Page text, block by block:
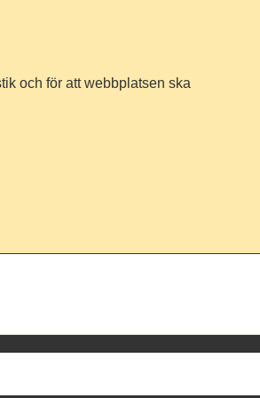
och för att webbplatsen ska